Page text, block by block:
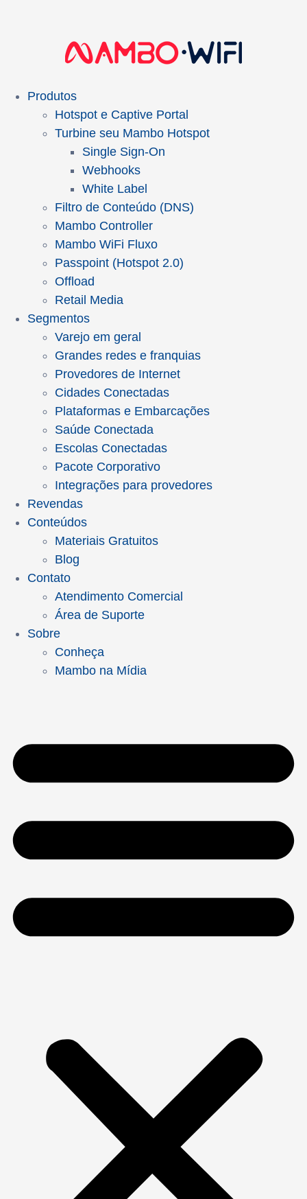
Produtos
Hotspot e Captive Portal
Turbine seu Mambo Hotspot
Single Sign-On
Webhooks
White Label
Filtro de Conteúdo (DNS)
Mambo Controller
Mambo WiFi Fluxo
Passpoint (Hotspot 2.0)
Offload
Retail Media
Segmentos
Varejo em geral
Grandes redes e franquias
Provedores de Internet
Cidades Conectadas
Plataformas e Embarcações
Saúde Conectada
Escolas Conectadas
Pacote Corporativo
Integrações para provedores
Revendas
Conteúdos
Materiais Gratuitos
Blog
Contato
Atendimento Comercial
Área de Suporte
Sobre
Conheça
Mambo na Mídia